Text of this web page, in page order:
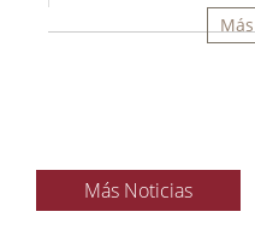
Más Noticias